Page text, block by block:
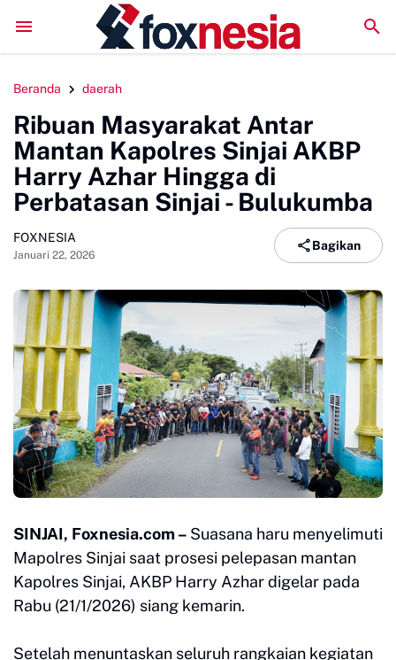
Mengawali Pengabdian dengan Sujud, Kapolresta
Beranda daerah
Ribuan Masyarakat Antar
Mantan Kapolres Sinjai AKBP
Harry Azhar Hingga di
Perbatasan Sinjai - Bulukumba
FOXNESIA
Januari 22, 2026
Bagikan
SINJAI, Foxnesia.com – Suasana haru menyelimuti
Mapolres Sinjai saat prosesi pelepasan mantan
Kapolres Sinjai, AKBP Harry Azhar digelar pada
Rabu (21/1/2026) siang kemarin.
Setelah menuntaskan seluruh rangkaian kegiatan